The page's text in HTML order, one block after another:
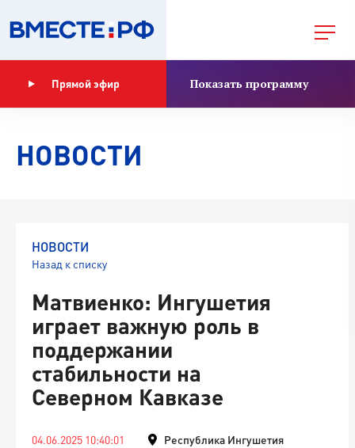
Прямой эфир Показать программу
НОВОСТИ
НОВОСТИ
Назад к списку
Матвиенко: Ингушетия
играет важную роль в
поддержании
стабильности на
Северном Кавказе
04.06.2025 10:40:01 Республика Ингушетия